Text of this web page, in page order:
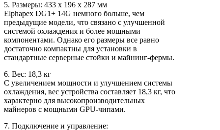
5. Размеры: 433 х 196 х 287 мм
Elphapex DG1+ 14G немного больше, чем
предыдущие модели, что связано с улучшенной
системой охлаждения и более мощными
компонентами. Однако его размеры все равно
достаточно компактны для установки в
стандартные серверные стойки и майнинг-фермы.
6. Вес: 18,3 кг
С увеличением мощности и улучшением системы
охлаждения, вес устройства составляет 18,3 кг, что
характерно для высокопроизводительных
майнеров с мощными GPU-чипами.
7. Подключение и управление: